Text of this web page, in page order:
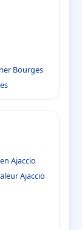
Bourges
Ajaccio
Ajaccio